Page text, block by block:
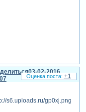
03-02-2016
+1